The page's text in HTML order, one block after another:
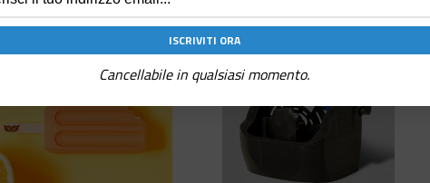
Cancellabile in qualsiasi momento.